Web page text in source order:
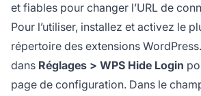
et fiables pour changer l’URL de
Pour l’utiliser, installez et activez le
répertoire des extensions
dans Réglages > WPS Hide Login
page de configuration. Dans le